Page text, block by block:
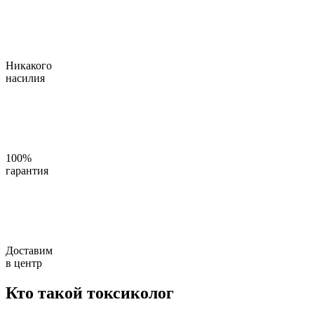
Никакого
насилия
100%
гарантия
Доставим
в центр
Кто такой токсиколог